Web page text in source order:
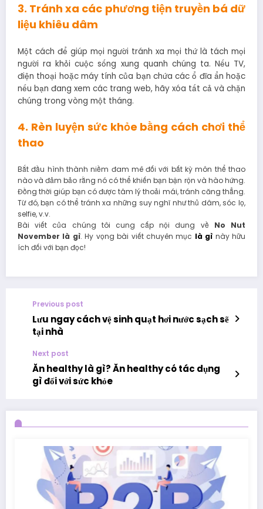
3. Tránh xa các phương tiện truyền bá dữ
liệu khiêu dâm
Một cách để giúp mọi người tránh xa mọi thứ là tách mọi
người ra khỏi cuộc sống xung quanh chúng ta. Nếu TV,
điện thoại hoặc máy tính của bạn chứa các ổ đĩa ẩn hoặc
nếu bạn đang xem các trang web, hãy xóa tất cả và chặn
chúng trong vòng một tháng.
4. Rèn luyện sức khỏe bằng cách chơi thể
thao
Bắt đầu hình thành niềm đam mê đối với bất kỳ môn thể thao
nào và đảm bảo rằng nó có thể khiến bạn bận rộn và hào hứng.
Đồng thời giúp bạn có được tâm lý thoải mái, tránh căng thẳng.
Từ đó, bạn có thể tránh xa những suy nghĩ như thủ dâm, sóc lọ,
selfie, v.v.
Bài viết của chúng tôi cung cấp nội dung về No Nut
November là gì. Hy vọng bài viết chuyên mục là gì này hữu
ích đối với bạn đọc!
Previous post
Lưu ngay cách vệ sinh quạt hơi nước sạch sẽ
tại nhà
Next post
Ăn healthy là gì? Ăn healthy có tác dụng
gì đối với sức khỏe